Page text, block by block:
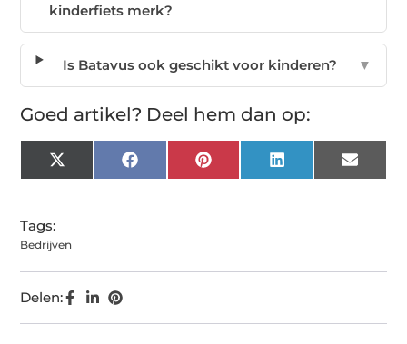
kinderfiets merk?
Is Batavus ook geschikt voor kinderen? ▼
Goed artikel? Deel hem dan op:
X
(Twitter)
Facebook Pinterest LinkedIn Email
Tags:
Bedrijven
Delen: